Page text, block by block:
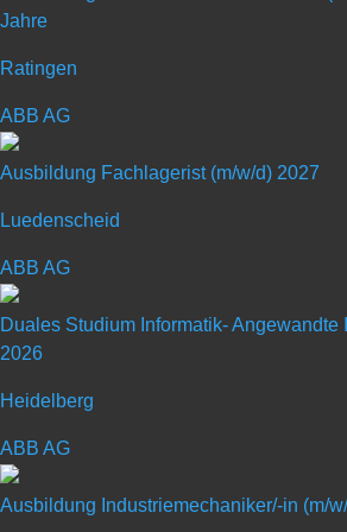
Jahre
Ratingen
ABB AG
Ausbildung Fachlagerist (m/w/d) 2027
Luedenscheid
ABB AG
Duales Studium Informatik- Angewandte
2026
Heidelberg
ABB AG
Ausbildung Industriemechaniker/-in (m/
Technologie und
(m/w/d) (2027)
Ausbildungsberuf:
Nur das, was man liebt, macht man